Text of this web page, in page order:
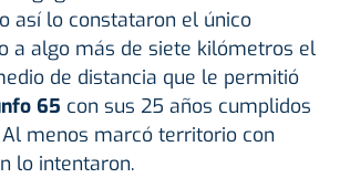
así lo constataron el único
a algo más de siete kilómetros el
de distancia que le permitió
65 con sus 25 años cumplidos
menos marcó territorio con
lo intentaron.